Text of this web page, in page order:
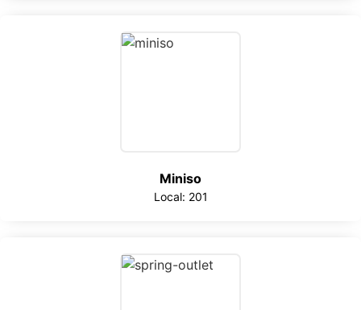
Miniso
Local: 201